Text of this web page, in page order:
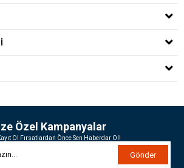
Özel Kampanyalar
Ol Fırsatlardan Önce Sen Haberdar Ol!
Gönder